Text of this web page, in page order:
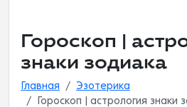
Гороскоп |
знаки зодиака
Главная
Эзотерика
Гороскоп | астрология знаки